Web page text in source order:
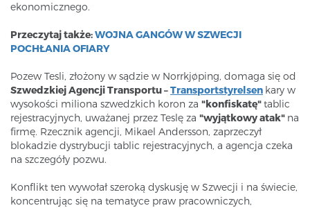
ekonomicznego.
Przeczytaj także:WOJNA GANGÓW W SZWECJI
POCHŁANIA OFIARY
Pozew Tesli, złożony w sądzie w Norrkjøping, domaga się od
Szwedzkiej Agencji Transportu –Transportstyrelsen kary w
wysokości miliona szwedzkich koron za "konfiskatę"tablic
rejestracyjnych, uważanej przez Teslę za "wyjątkowy atak" na
firmę. Rzecznik agencji, Mikael Andersson, zaprzeczył
blokadzie dystrybucji tablic rejestracyjnych, a agencja czeka
na szczegóły pozwu.
Konflikt ten wywołał szeroką dyskusję w Szwecji i na świecie,
koncentrując się na tematyce praw pracowniczych,